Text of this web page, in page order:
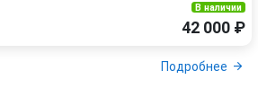
В наличии
42 000 ₽
Подробнее